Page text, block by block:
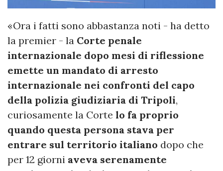
«Ora i fatti sono abbastanza noti - ha detto
la premier - la Corte penale
internazionale dopo mesi di riflessione
emette un mandato di arresto
internazionale nei confronti del capo
della polizia giudiziaria di Tripoli,
curiosamente la Corte lo fa proprio
quando questa persona stava per
entrare sul territorio italiano dopo che
per 12 giorni aveva serenamente